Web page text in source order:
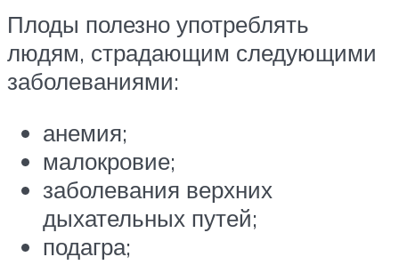
Плоды полезно употреблять
людям, страдающим следующими
заболеваниями:
анемия;
малокровие;
заболевания верхних
дыхательных путей;
подагра;